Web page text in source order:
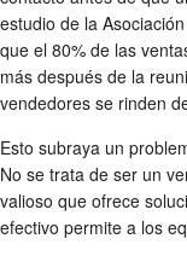
estudio de la
que el 80% de las
más después de la
vendedores se rinden
Esto subraya un
No se trata de ser un
valioso que ofrece
efectivo permite a los